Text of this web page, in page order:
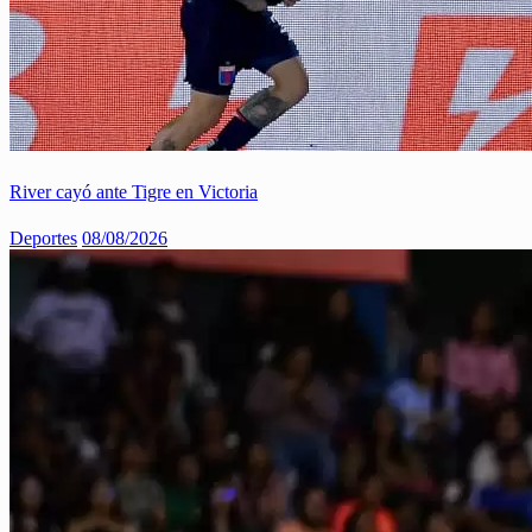
River cayó ante Tigre en Victoria
Deportes 08/08/2026